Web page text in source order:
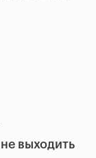
выходить